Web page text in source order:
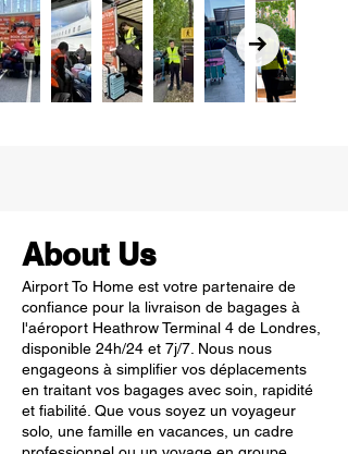
About Us
Airport To Home est votre partenaire de
confiance pour la livraison de bagages à
l'aéroport Heathrow Terminal 4 de Londres,
disponible 24h/24 et 7j/7. Nous nous
engageons à simplifier vos déplacements
en traitant vos bagages avec soin, rapidité
et fiabilité. Que vous soyez un voyageur
solo, une famille en vacances, un cadre